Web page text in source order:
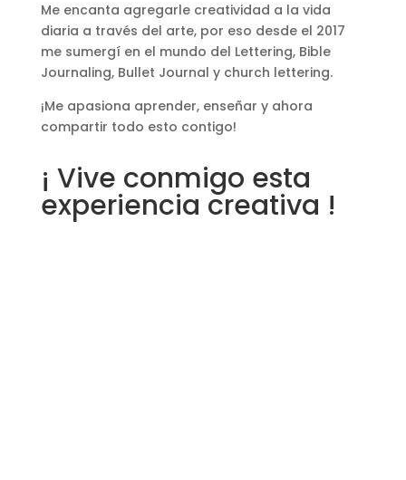
Me encanta agregarle creatividad a la vida
diaria a través del arte, por eso desde el 2017
me sumergí en el mundo del Lettering, Bible
Journaling, Bullet Journal y church lettering.
¡Me apasiona aprender, enseñar y ahora
compartir todo esto contigo!
¡ Vive conmigo esta
experiencia creativa !